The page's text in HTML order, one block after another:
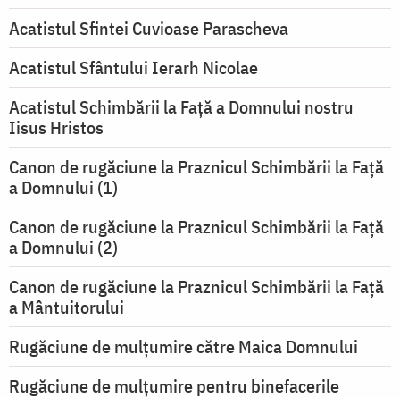
Acatistul Sfintei Cuvioase Parascheva
Acatistul Sfântului Ierarh Nicolae
Acatistul Schimbării la Faţă a Domnului nostru
Iisus Hristos
Canon de rugăciune la Praznicul Schimbării la Faţă
a Domnului (1)
Canon de rugăciune la Praznicul Schimbării la Faţă
a Domnului (2)
Canon de rugăciune la Praznicul Schimbării la Față
a Mântuitorului
Rugăciune de mulţumire către Maica Domnului
Rugăciune de mulțumire pentru binefacerile